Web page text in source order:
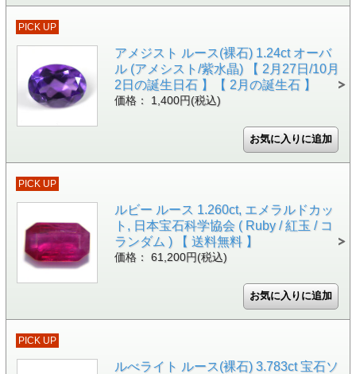
PICK UP
アメジスト ルース(裸石) 1.24ct オーバ
ル (アメシスト/紫水晶) 【 2月27日/10月
2日の誕生日石 】【 2月の誕生石 】
価格： 1,400円(税込)
PICK UP
ルビー ルース 1.260ct, エメラルドカッ
ト, 日本宝石科学協会 ( Ruby / 紅玉 / コ
ランダム ) 【 送料無料 】
価格： 61,200円(税込)
PICK UP
ルべライト ルース(裸石) 3.783ct 宝石ソ